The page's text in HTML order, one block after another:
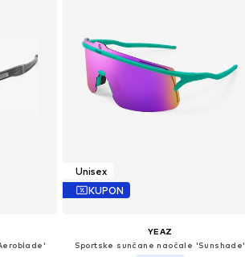
Unisex
KUPON
YEAZ
Sportske sunčane naočale 'Sunshade'